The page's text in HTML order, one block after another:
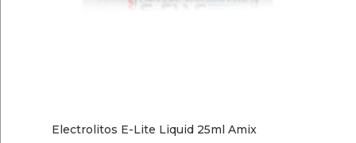
Electrolitos E-Lite Liquid 25ml Amix